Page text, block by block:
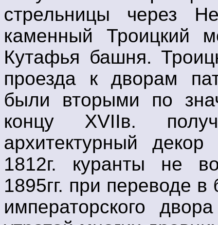
стрельницы через
каменный Троицкий
Кутафья башня.
проезда к дворам
были вторыми по
концу XVIIв.
архитектурный
1812г. куранты не
1895гг. при переводе
императорского